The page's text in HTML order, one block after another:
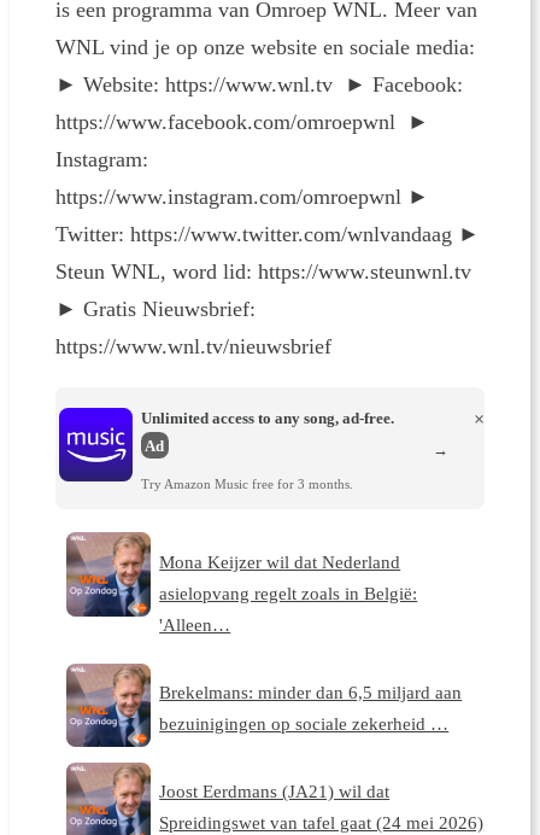
is een programma van Omroep WNL. Meer van
WNL vind je op onze website en sociale media:
► Website: https://www.wnl.tv ► Facebook:
https://www.facebook.com/omroepwnl ►
Instagram:
https://www.instagram.com/omroepwnl ►
Twitter: https://www.twitter.com/wnlvandaag ►
Steun WNL, word lid: https://www.steunwnl.tv
► Gratis Nieuwsbrief:
https://www.wnl.tv/nieuwsbrief
Unlimited access to any song, ad-free.
Ad
Try Amazon Music free for 3 months.
×
→
Mona Keijzer wil dat Nederland
asielopvang regelt zoals in België:
'Alleen…
Brekelmans: minder dan 6,5 miljard aan
bezuinigingen op sociale zekerheid …
Joost Eerdmans (JA21) wil dat
Spreidingswet van tafel gaat (24 mei 2026)